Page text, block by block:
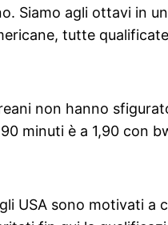
Siamo agli ottavi in
tutte
non hanno
minuti è a 1,90 con
USA sono motivati